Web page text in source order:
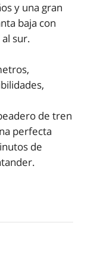
y una gran
baja con
sur.
de tren
perfecta
de